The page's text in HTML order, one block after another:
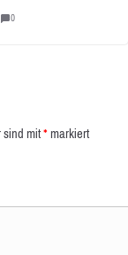
0
mit*markiert